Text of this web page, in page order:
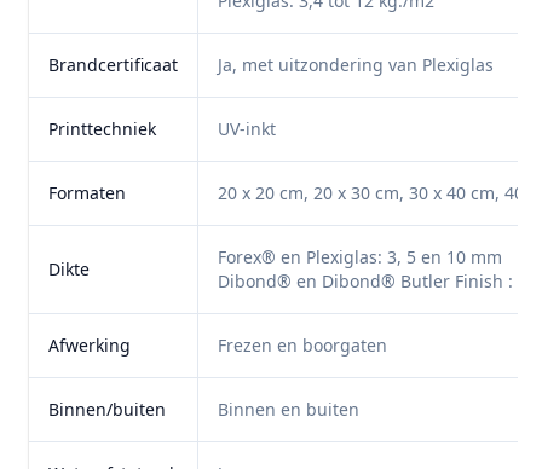
Brandcertificaat Ja, met uitzondering van Plexiglas
Printtechniek UV-inkt
Formaten 20 x 20 cm, 20 x 30 cm, 30 x 40 cm, 40
Dikte
Forex® en Plexiglas: 3, 5 en 10 mm
Dibond® en Dibond® Butler Finish : 3
Afwerking Frezen en boorgaten
Binnen/buiten Binnen en buiten